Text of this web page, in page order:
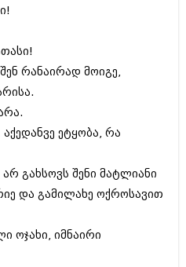
რანაირად მოიგე,
ეტყობა, რა
გახსოვს შენი მატლიანი
და გამილახე ოქროსავით
ოჯახი, იმნაირი